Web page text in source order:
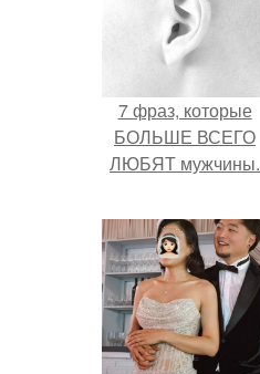
7 фраз, которые
БОЛЬШЕ ВСЕГО
ЛЮБЯТ мужчины.